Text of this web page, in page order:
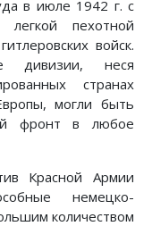
в июле 1942 г. с
пехотной
войск.
дивизии, неся
странах
могли быть
фронт в любое
Красной Армии
немецко-
количеством